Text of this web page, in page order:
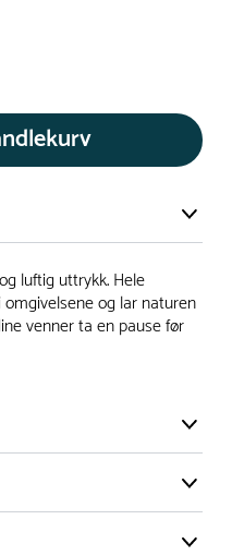
produseres på bestilling.
være 8+ uker.
påregnes.
‘Rask Levering’.
er bestillingsvarer,
luftig uttrykk. Hele
og lar naturen
venner ta en pause før